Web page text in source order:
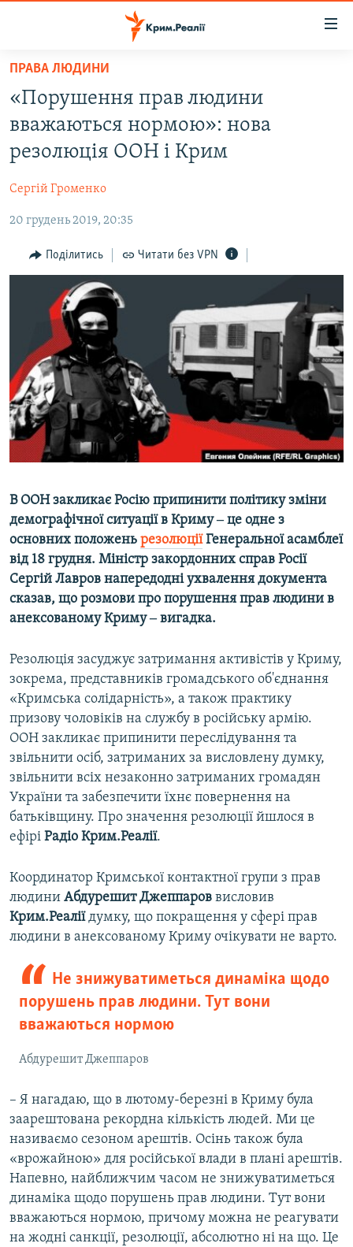
Перейти
основного
матеріалу
до
основної
навігації
Перейти
пошуку
ВОДА.КРИМ
ВІДЕО ТА ФОТО
БЛОГИ
ПОГЛЯД
ІНТЕРВ'Ю
ВСЕ ЗА ДЕНЬ
СПЕЦПРОЕКТИ
ДЕПОРТАЦІЯ
ВІДЕОУРОКИ «ELIFBE»
СВІДЧЕННЯ ОКУПАЦІЇ
УКРАЇНСЬКА ПРОБЛЕМА КРИМУ
ІНФОГРАФІКА
ЯК ОБІЙТИ БЛОКУВАННЯ
Русский
Qırımtatar
ДОЛУЧАЙСЯ!
Усі сайти RFE/RL
ПРАВА ЛЮДИНИ
«Порушення прав людини
вважаються нормою»: нова
резолюція ООН і Крим
Сергій Громенко
20 грудень 2019, 20:35
Поділитись Читати без VPN
В ООН закликає Росію припинити політику зміни
демографічної ситуації в Криму ‒ це одне з
основних положень резолюціїГенеральної асамблеї
від 18 грудня. Міністр закордонних справ Росії
Сергій Лавров напередодні ухвалення документа
сказав, що розмови про порушення прав людини в
анексованому Криму ‒ вигадка.
Резолюція засуджує затримання активістів у Криму,
зокрема, представників громадського об'єднання
«Кримська солідарність», а також практику
призову чоловіків на службу в російську армію.
ООН закликає припинити переслідування та
звільнити осіб, затриманих за висловлену думку,
звільнити всіх незаконно затриманих громадян
України та забезпечити їхнє повернення на
батьківщину. Про значення резолюції йшлося в
ефірі Радіо Крим.Реалії.
Координатор Кримської контактної групи з прав
людини Абдурешит Джеппаров висловив
Крим.Реаліїдумку, що покращення у сфері прав
людини в анексованому Криму очікувати не варто.
Не знижуватиметься динаміка щодо
порушень прав людини. Тут вони
вважаються нормою
Абдурешит Джеппаров
– Я нагадаю, що в лютому-березні в Криму була
заарештована рекордна кількість людей. Ми це
називаємо сезоном арештів. Осінь також була
«врожайною» для російської влади в плані арештів.
Напевно, найближчим часом не знижуватиметься
динаміка щодо порушень прав людини. Тут вони
вважаються нормою, причому можна не реагувати
на жодні санкції, резолюції, абсолютно ні на що. Це